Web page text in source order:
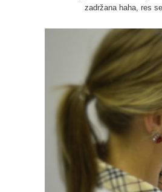
zadržana haha, res